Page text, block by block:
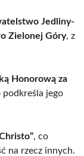
Jedliny-
Zielonej Góry, z
Honorową za
podkreśla jego
, co
na rzecz innych.